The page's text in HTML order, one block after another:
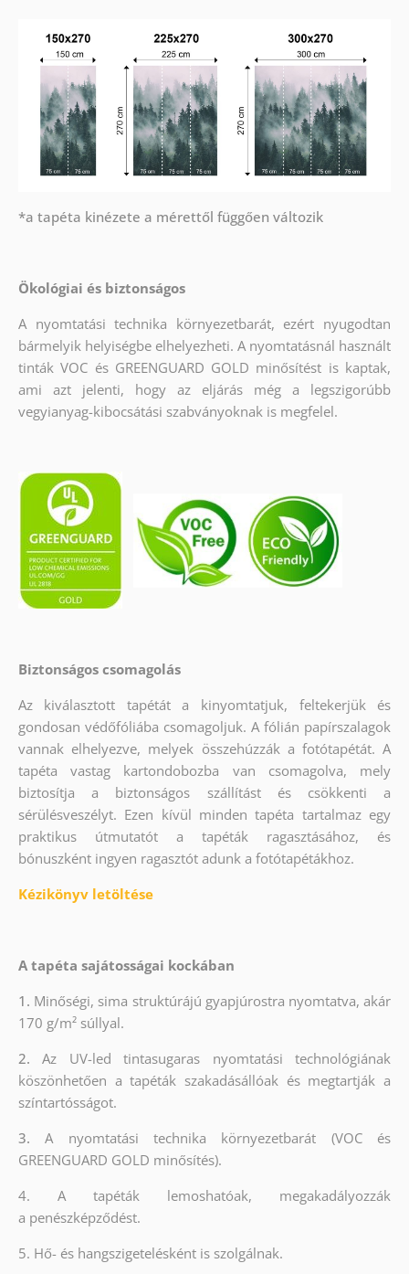
*a tapéta kinézete a mérettől függően változik
Ökológiai és biztonságos
A nyomtatási technika környezetbarát, ezért nyugodtan
bármelyik helyiségbe elhelyezheti. A nyomtatásnál használt
tinták VOC és GREENGUARD GOLD minősítést is kaptak,
ami azt jelenti, hogy az eljárás még a legszigorúbb
vegyianyag-kibocsátási szabványoknak is megfelel.
Biztonságos csomagolás
Az kiválasztott tapétát a kinyomtatjuk, feltekerjük és
gondosan védőfóliába csomagoljuk. A fólián papírszalagok
vannak elhelyezve, melyek összehúzzák a fotótapétát. A
tapéta vastag kartondobozba van csomagolva, mely
biztosítja a biztonságos szállítást és csökkenti a
sérülésveszélyt. Ezen kívül minden tapéta tartalmaz egy
praktikus útmutatót a tapéták ragasztásához, és
bónuszként ingyen ragasztót adunk a fotótapétákhoz.
Kézikönyv letöltése
A tapéta sajátosságai kockában
1. Minőségi, sima struktúrájú gyapjúrostra nyomtatva, akár
170 g/m² súllyal.
2.Az UV-led tintasugaras nyomtatási technológiának
köszönhetően a tapéták szakadásállóak és megtartják a
színtartósságot.
3.A nyomtatási technika környezetbarát (VOC és
GREENGUARD GOLD minősítés).
4. A tapéták lemoshatóak, megakadályozzák
a penészképződést.
5. Hő- és hangszigetelésként is szolgálnak.